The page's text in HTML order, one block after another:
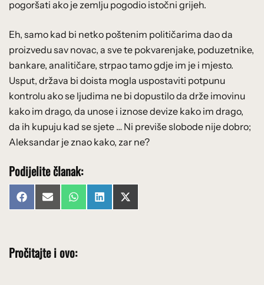
pogoršati ako je zemlju pogodio istočni grijeh.
Eh, samo kad bi netko poštenim političarima dao da
proizvedu sav novac, a sve te pokvarenjake, poduzetnike,
bankare, analitičare, strpao tamo gdje im je i mjesto.
Usput, država bi doista mogla uspostaviti potpunu
kontrolu ako se ljudima ne bi dopustilo da drže imovinu
kako im drago, da unose i iznose devize kako im drago,
da ih kupuju kad se sjete … Ni previše slobode nije dobro;
Aleksandar je znao kako, zar ne?
Podijelite članak:
Share
on
FacebookShare
on
Email Share
on
WhatsAppShare
on
LinkedInShare
on
X
(Twitter)
Pročitajte i ovo: